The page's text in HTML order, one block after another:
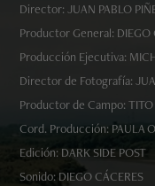
Director: JUAN PABLO
Productor General: DIEGO
Producción Ejecutiva:
Director de Fotografía:
Productor de Campo:
Cord. Producción: PAULA
Edición: DARK SIDE POST
Sonido: DIEGO CÁCERES